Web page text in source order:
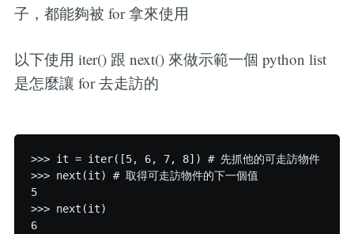
子，都能夠被 for 拿來使用
以下使用 iter() 跟 next() 來做示範一個 python list
是怎麼讓 for 去走訪的
>>> it = iter([5, 6, 7, 8]) # 先抓他的可走訪物件
>>> next(it) # 取得可走訪物件的下一個值
5
>>> next(it)
6